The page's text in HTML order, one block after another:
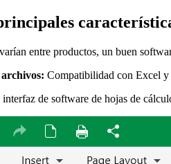
entre productos, un buen
Compatibilidad con Excel y
de software de hojas de